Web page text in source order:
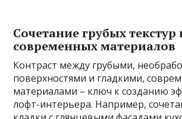
Сочетание грубых текстур
современных материалов
Контраст между грубыми,
поверхностями и гладкими,
материалами – ключ к созданию
лофт-интерьера. Например,